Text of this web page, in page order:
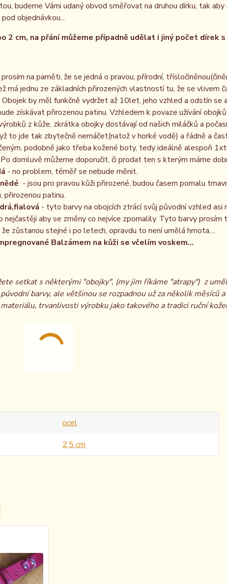
budeme Vámi udaný obvod směřovat na druhou dírku, tak
pod objednávkou...
2 cm, na přání můžeme případně udělat i jiný počet dírek
na paměti, že se jedná o pravou, přírodní,
má jednu ze základních přirozených vlastností tu, že se vlivem
Obojek by měl funkčně vydržet až 10let, jeho vzhled a odstín se
získávat přirozenou patinu. Vzhledem k povaze užívání
z kůže, zkrátka obojky dostávají od našich miláčků a
to jde tak zbytečně nemáčet(natož v horké vodě) a řádně a
podobně jako třeba kožené boty, tedy ideálně alespoň
domluvě můžeme doporučit, či prodat ten s kterým máme
- no problem, téměř se nebude měnit.
- jsou pro pravou kůži přirozené, budou časem pomalu
přirozenou patinu.
- tyto barvy na obojcích ztrácí svůj původní vzhled asi
nejčastěji aby se změny co nejvíce zpomalily. Tyto barvy prosím
zůstanou stejné i po letech, opravdu to není umělá hmota....
Balzámem na kůži se včelím voskem...
setkat s některými "obojky", (my jim říkáme "atrapy") z
barvy, ale většinou se rozpadnou už za několik měsíců
trvanlivosti výrobku jako takového a tradici ruční
ocel
2,5 cm